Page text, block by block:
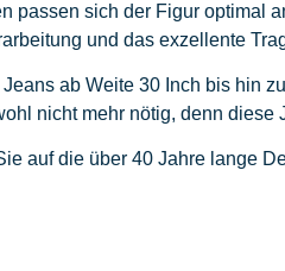
passen sich der Figur optimal
und das exzellente
ab Weite 30 Inch bis hin
nicht mehr nötig, denn
auf die über 40 Jahre lange